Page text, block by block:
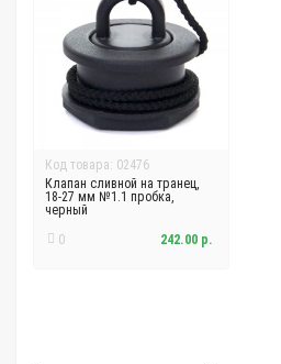
Код товара: 02476
Клапан сливной на транец,
18-27 мм №1.1 пробка,
черный
0
242.00 р.